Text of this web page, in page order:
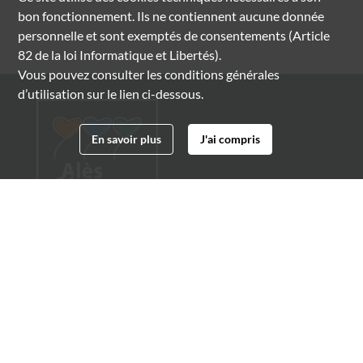
bon fonctionnement. Ils ne contiennent aucune donnée
personnelle et sont exemptés de consentements (Article
82 de la loi Informatique et Libertés).
Vous pouvez consulter les conditions générales
d’utilisation sur le lien ci-dessous.
En savoir plus J'ai compris